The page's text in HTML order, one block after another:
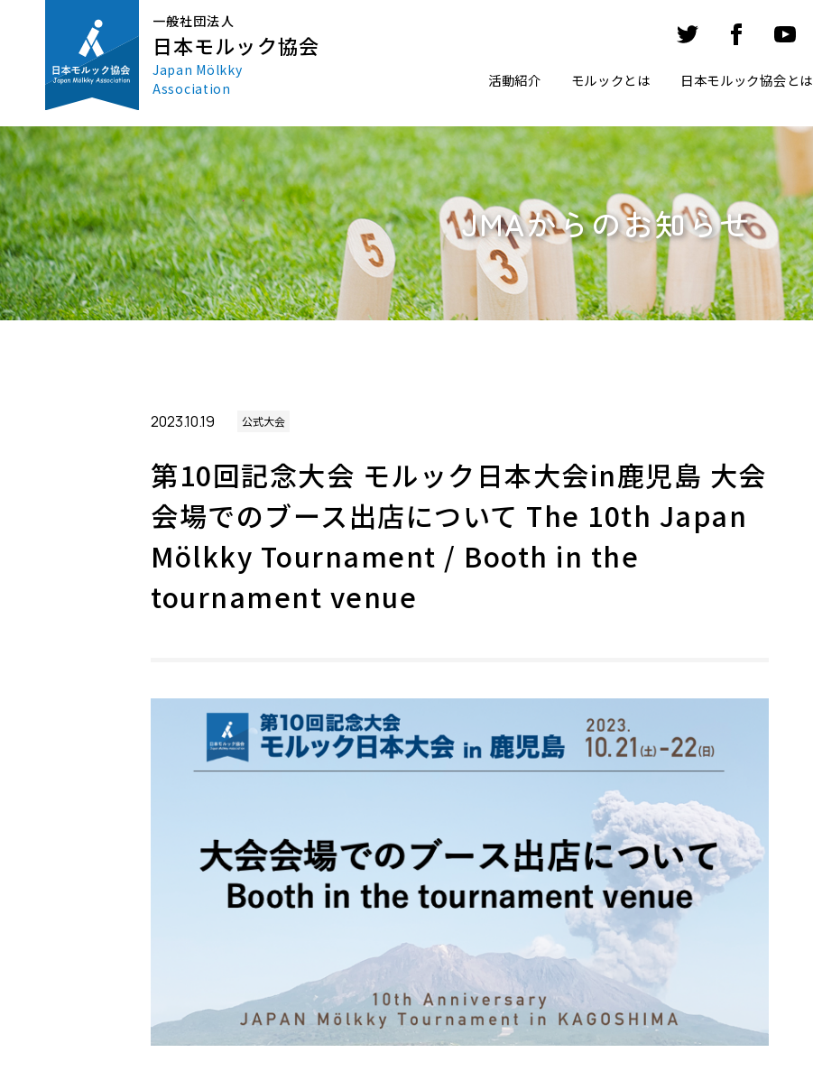
一般社団法人
日本モルック協会
Japan Mölkky
Association
活動紹介 モルックとは 日本モルック協会とは
JMAからのお知らせ
2023.10.19 公式大会
第10回記念大会 モルック日本大会in鹿児島 大会
会場でのブース出店について The 10th Japan
Mölkky Tournament / Booth in the
tournament venue